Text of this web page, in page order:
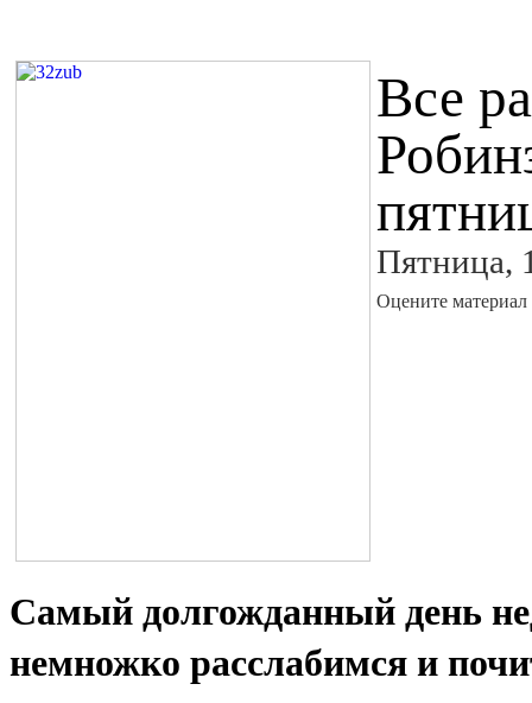
Все
Пятница,
Оцените материал
Самый долгожданный день
немножко расслабимся и